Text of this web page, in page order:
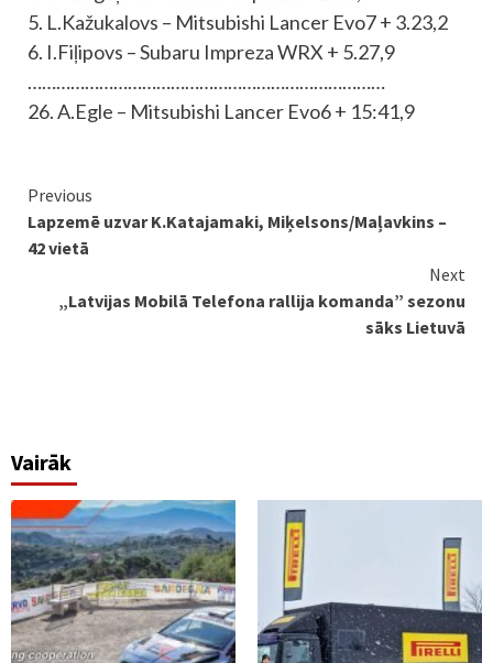
5. L.Kažukalovs – Mitsubishi Lancer Evo7 + 3.23,2
6. I.Fiļipovs – Subaru Impreza WRX + 5.27,9
…………………………………………………………………
26. A.Egle – Mitsubishi Lancer Evo6 + 15:41,9
Continue
Reading
Previous
Lapzemē uzvar K.Katajamaki, Miķelsons/Maļavkins –
42 vietā
Next
„Latvijas Mobilā Telefona rallija komanda” sezonu
sāks Lietuvā
Vairāk